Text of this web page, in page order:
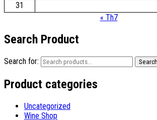
31
« Th7
Search Product
Search for: Search
Product categories
Uncategorized
Wine Shop